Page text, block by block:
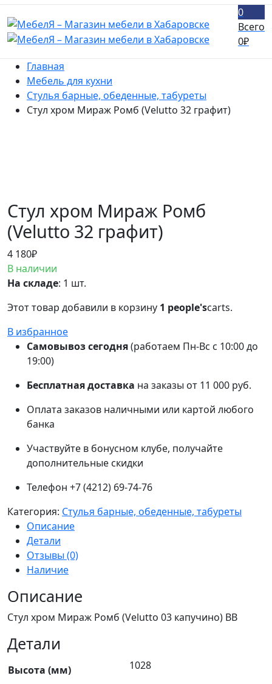
0
Всего
0₽
Главная
Мебель для кухни
Стулья барные, обеденные, табуреты
Стул хром Мираж Ромб (Velutto 32 графит)
Стул хром Мираж Ромб
(Velutto 32 графит)
4 180₽
В наличии
На складе: 1 шт.
Этот товар добавили в корзину 1 people'scarts.
В избранное
Самовывоз сегодня(работаем Пн-Вс с 10:00 до
19:00)
Бесплатная доставка на заказы от 11 000 руб.
Оплата заказов наличными или картой любого
банка
Участвуйте в бонусном клубе, получайте
дополнительные скидки
Телефон +7 (4212) 69-74-76
Категория: Стулья барные, обеденные, табуреты
Описание
Детали
Отзывы (0)
Наличие
Описание
Стул хром Мираж Ромб (Velutto 03 капучино) ВВ
Детали
Высота (мм) 1028